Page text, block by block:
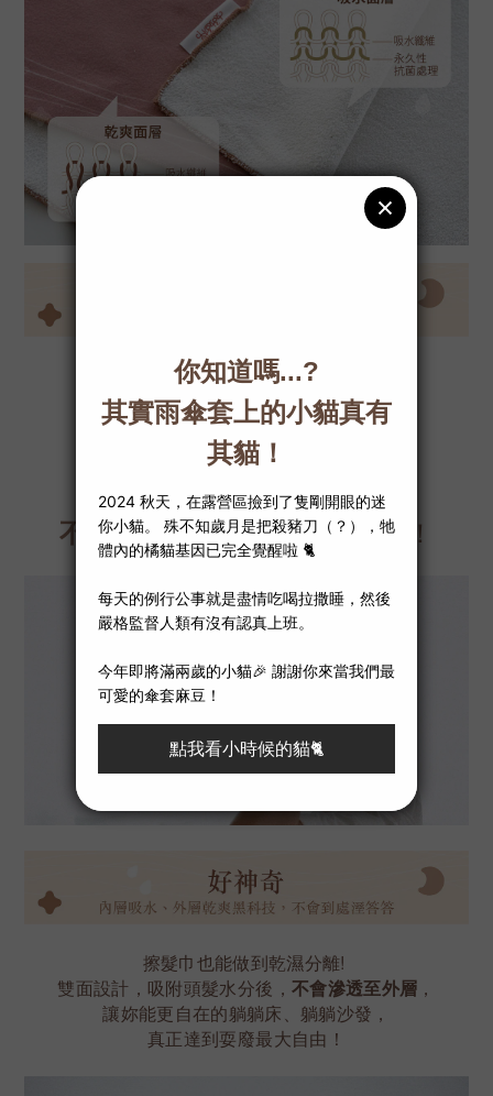
自黏機能材質在保留輕柔質感的同時
讓包頭更加簡單快速
不被髮量、頭型限制，
輕鬆一包就能解放雙手，
不用再找扣子，不再擔心鬆脫
！
擦髮巾也能做到乾濕分離!
雙面設計，吸附頭髮水分後， 不會滲透至外層 ，
讓妳能更自在的躺躺床、躺躺沙發，
真正達到耍廢最大自由！